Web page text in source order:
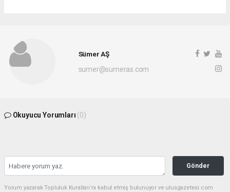
Sümer AŞ
sumer@sumeras.com
Okuyucu Yorumları (0)
Gönder
Yorum yazarak Topluluk Kuralları’nı kabul etmiş bulunuyor ve ulusgazetesi.com